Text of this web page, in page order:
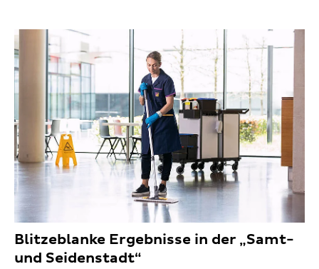
Blitzeblanke Ergebnisse in der „Samt-
und Seidenstadt“